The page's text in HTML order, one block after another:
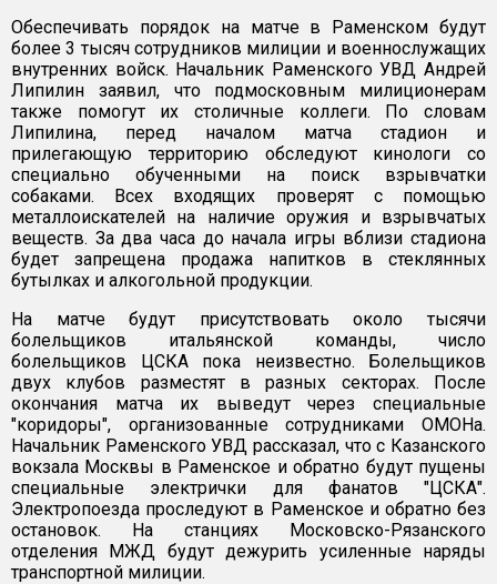
Обеспечивать порядок на матче в Раменском будут
более 3 тысяч сотрудников милиции и военнослужащих
внутренних войск. Начальник Раменского УВД Андрей
Липилин заявил, что подмосковным милиционерам
также помогут их столичные коллеги. По словам
Липилина, перед началом матча стадион и
прилегающую территорию обследуют кинологи со
специально обученными на поиск взрывчатки
собаками. Всех входящих проверят с помощью
металлоискателей на наличие оружия и взрывчатых
веществ. За два часа до начала игры вблизи стадиона
будет запрещена продажа напитков в стеклянных
бутылках и алкогольной продукции.
На матче будут присутствовать около тысячи
болельщиков итальянской команды, число
болельщиков ЦСКА пока неизвестно. Болельщиков
двух клубов разместят в разных секторах. После
окончания матча их выведут через специальные
"коридоры", организованные сотрудниками ОМОНа.
Начальник Раменского УВД рассказал, что с Казанского
вокзала Москвы в Раменское и обратно будут пущены
специальные электрички для фанатов "ЦСКА".
Электропоезда проследуют в Раменское и обратно без
остановок. На станциях Московско-Рязанского
отделения МЖД будут дежурить усиленные наряды
транспортной милиции.